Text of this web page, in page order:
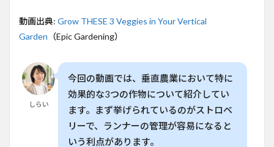
を管
理し
やす
培
4
豆
動画出典: Grow THESE 3 Veggies in Your Vertical
Garden （Epic Gardening）
しらい
今回の動画では、垂直農業において特に
効果的な3つの作物について紹介してい
ます。まず挙げられているのがストロベ
リーで、ランナーの管理が容易になると
いう利点があります。